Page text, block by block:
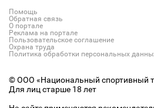
Помощь
Обратная связь
О портале
Реклама на портале
Пользовательское соглашение
Охрана труда
Политика обработки персональных
© ООО «Национальный спортивный
Для лиц старше 18 лет